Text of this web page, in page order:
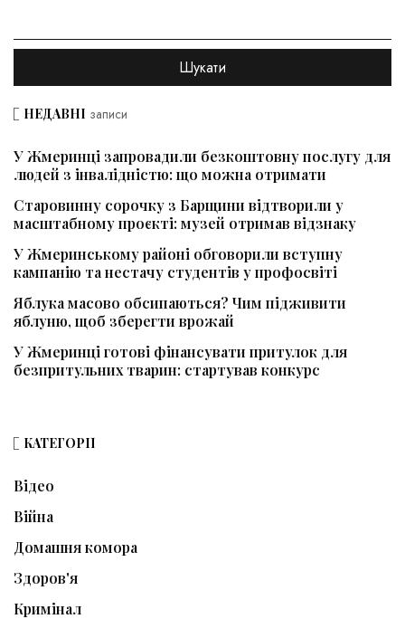
НЕДАВНІ записи
У Жмеринці запровадили безкоштовну послугу для
людей з інвалідністю: що можна отримати
Старовинну сорочку з Барщини відтворили у
масштабному проєкті: музей отримав відзнаку
У Жмеринському районі обговорили вступну
кампанію та нестачу студентів у профосвіті
Яблука масово обсипаються? Чим підживити
яблуню, щоб зберегти врожай
У Жмеринці готові фінансувати притулок для
безпритульних тварин: стартував конкурс
КАТЕГОРІЇ
Відео
Війна
Домашня комора
Здоров'я
Кримінал